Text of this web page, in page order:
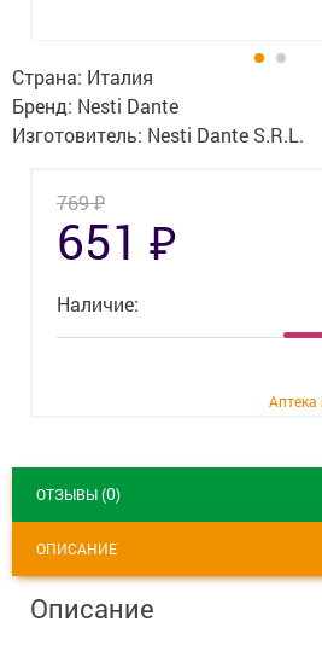
Оптика
Ортопедия
Уход за больными
Скидки и акции
Страна: Италия
Бренд: Nesti Dante
Изготовитель: Nesti Dante S.R.L.
769₽
651 ₽
Наличие:
ОТЗЫВЫ (0)
ОПИСАНИЕ
Описание